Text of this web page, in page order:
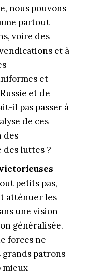
nous pouvons
partout
voire des
et à
et
et de
il pas passer à
de ces
des
des luttes ?
petits pas,
atténuer les
une vision
généralisée.
forces ne
grands patrons
mieux